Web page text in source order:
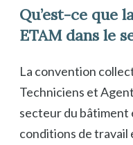
Qu’est-ce que
ETAM dans le
La convention
Techniciens et
secteur du bâtiment
conditions de travail